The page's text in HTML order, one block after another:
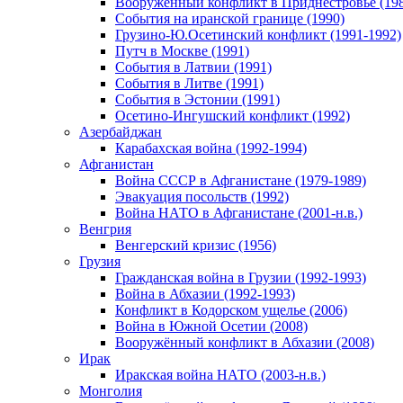
События на иранской границе (1990)
Грузино-Ю.Осетинский конфликт (1991-1992)
Путч в Москве (1991)
События в Латвии (1991)
События в Литве (1991)
События в Эстонии (1991)
Осетино-Ингушский конфликт (1992)
Азербайджан
Карабахская война (1992-1994)
Афганистан
Война СССР в Афганистане (1979-1989)
Эвакуация посольств (1992)
Война НАТО в Афганистане (2001-н.в.)
Венгрия
Венгерский кризис (1956)
Грузия
Гражданская война в Грузии (1992-1993)
Война в Абхазии (1992-1993)
Конфликт в Кодорском ущелье (2006)
Война в Южной Осетии (2008)
Вооружённый конфликт в Абхазии (2008)
Ирак
Иракская война НАТО (2003-н.в.)
Монголия